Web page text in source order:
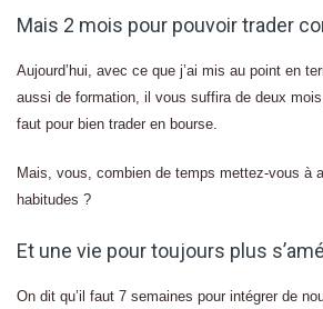
Mais 2 mois pour pouvoir trader
Aujourd’hui, avec ce que j’ai mis au point en
aussi de formation, il vous suffira de deux mois
faut pour bien trader en bourse.
Mais, vous, combien de temps mettez-vous à
habitudes ?
Et une vie pour toujours plus
On dit qu’il faut 7 semaines pour intégrer de